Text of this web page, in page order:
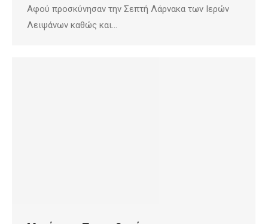
Αφού προσκύνησαν την Σεπτή Λάρνακα των Ιερών
Λειψάνων καθώς και…